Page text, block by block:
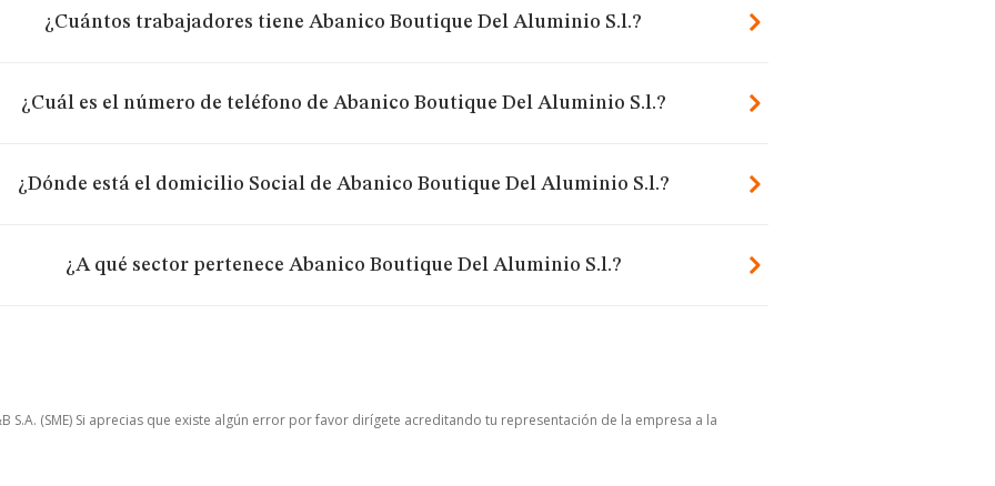
¿Cuántos trabajadores tiene Abanico Boutique Del Aluminio S.l.?
¿Cuál es el número de teléfono de Abanico Boutique Del Aluminio S.l.?
¿Dónde está el domicilio Social de Abanico Boutique Del Aluminio S.l.?
¿A qué sector pertenece Abanico Boutique Del Aluminio S.l.?
(SME) Si aprecias que existe algún error por favor dirígete acreditando tu representación de la empresa a la